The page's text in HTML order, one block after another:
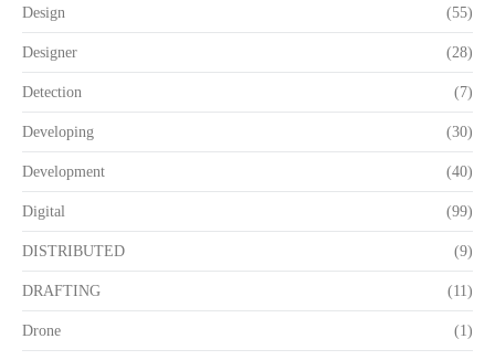
Design (55)
Designer (28)
Detection (7)
Developing (30)
Development (40)
Digital (99)
DISTRIBUTED (9)
DRAFTING (11)
Drone (1)